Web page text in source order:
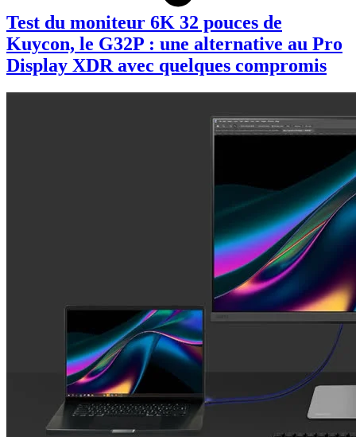
Test du moniteur 6K 32 pouces de
Kuycon, le G32P : une alternative au Pro
Display XDR avec quelques compromis